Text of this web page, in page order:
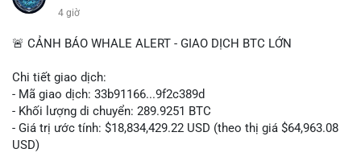
4 giờ
🚨 CẢNH BÁO WHALE ALERT - GIAO DỊCH BTC LỚN
Chi tiết giao dịch:
- Mã giao dịch: 33b91166...9f2c389d
- Khối lượng di chuyển: 289.9251 BTC
- Giá trị ước tính: $18,834,429.22 USD (theo thị giá $64,963.08
USD)